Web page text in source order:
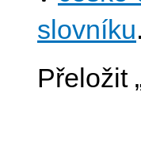
slovníku.
Přeložit